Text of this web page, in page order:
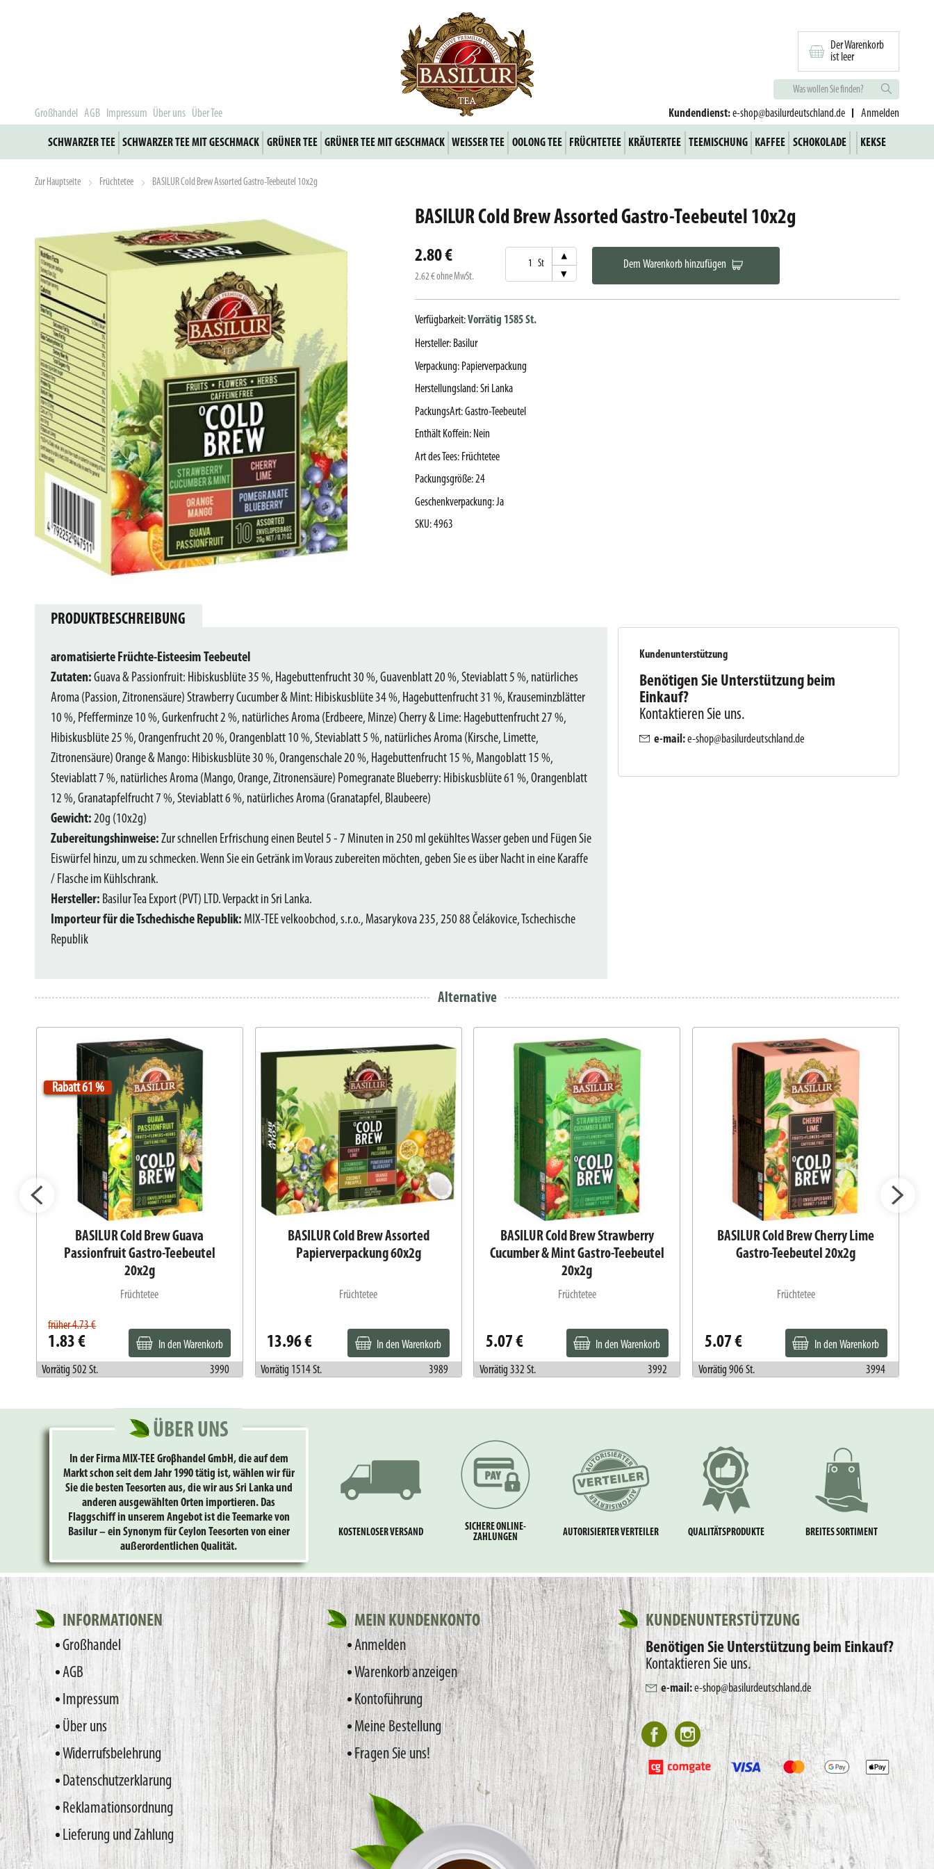
Großhandel AGB Impressum Über uns Über Tee
Der Warenkorb
ist leer
Kundendienst:e-shop@basilurdeutschland.de Anmelden
SCHWARZER TEE SCHWARZER TEE MIT GESCHMACK GRÜNER TEE GRÜNER TEE MIT GESCHMACK WEISSER TEE OOLONG TEE FRÜCHTETEE KRÄUTERTEE TEEMISCHUNG KAFFEE SCHOKOLADE KEKSE
Zur Hauptseite Früchtetee BASILUR Cold Brew Assorted Gastro-Teebeutel 10x2g
BASILUR Cold Brew Assorted Gastro-Teebeutel 10x2g
2.80 €
2.62 €ohne MwSt.
St
▾
▾
Dem Warenkorb hinzufügen
Verfügbarkeit:Vorrätig 1585 St.
Hersteller: Basilur
Verpackung: Papierverpackung
Herstellungsland:Sri Lanka
PackungsArt:Gastro-Teebeutel
Enthält Koffein: Nein
Art des Tees: Früchtetee
Packungsgröße:24
Geschenkverpackung:Ja
SKU:4963
PRODUKTBESCHREIBUNG
aromatisierte Früchte-Eisteesim Teebeutel
Zutaten: Guava & Passionfruit: Hibiskusblüte 35 %, Hagebuttenfrucht 30 %, Guavenblatt 20 %, Steviablatt 5 %, natürliches
Aroma (Passion, Zitronensäure) Strawberry Cucumber & Mint: Hibiskusblüte 34 %, Hagebuttenfrucht 31 %, Krauseminzblätter
10 %, Pfefferminze 10 %, Gurkenfrucht 2 %, natürliches Aroma (Erdbeere, Minze) Cherry & Lime: Hagebuttenfrucht 27 %,
Hibiskusblüte 25 %, Orangenfrucht 20 %, Orangenblatt 10 %, Steviablatt 5 %, natürliches Aroma (Kirsche, Limette,
Zitronensäure) Orange & Mango: Hibiskusblüte 30 %, Orangenschale 20 %, Hagebuttenfrucht 15 %, Mangoblatt 15 %,
Steviablatt 7 %, natürliches Aroma (Mango, Orange, Zitronensäure) Pomegranate Blueberry: Hibiskusblüte 61 %, Orangenblatt
12 %, Granatapfelfrucht 7 %, Steviablatt 6 %, natürliches Aroma (Granatapfel, Blaubeere)
Gewicht: 20g (10x2g)
Zubereitungshinweise: Zur schnellen Erfrischung einen Beutel 5 - 7 Minuten in 250 ml gekühltes Wasser geben und Fügen Sie
Eiswürfel hinzu, um zu schmecken. Wenn Sie ein Getränk im Voraus zubereiten möchten, geben Sie es über Nacht in eine Karaffe
/ Flasche im Kühlschrank.
Hersteller: Basilur Tea Export (PVT) LTD. Verpackt in Sri Lanka.
Importeur für die Tschechische Republik: MIX-TEE velkoobchod, s.r.o., Masarykova 235, 250 88 Čelákovice, Tschechische
Republik
Kundenunterstützung
Benötigen Sie Unterstützung beim
Einkauf?
Kontaktieren Sie uns.
e-mail:e-shop@basilurdeutschland.de
Alternative
Rabatt 61 %
BASILUR Cold Brew Guava
Passionfruit Gastro-Teebeutel
20x2g
Früchtetee
früher 4.73 €
1.83 € In den Warenkorb
Vorrätig 502 St. 3990
BASILUR Cold Brew Assorted
Papierverpackung 60x2g
Früchtetee
13.96 € In den Warenkorb
Vorrätig 1514 St. 3989
BASILUR Cold Brew Strawberry
Cucumber & Mint Gastro-Teebeutel
20x2g
Früchtetee
5.07 € In den Warenkorb
Vorrätig 332 St. 3992
BASILUR Cold Brew Cherry Lime
Gastro-Teebeutel 20x2g
Früchtetee
5.07 € In den Warenkorb
Vorrätig 906 St. 3994
ÜBER UNS
In der Firma MIX-TEE Groβhandel GmbH, die auf dem
Markt schon seit dem Jahr 1990 tätig ist, wählen wir für
Sie die besten Teesorten aus, die wir aus Sri Lanka und
anderen ausgewählten Orten importieren. Das
Flaggschiff in unserem Angebot ist die Teemarke von
Basilur – ein Synonym für Ceylon Teesorten von einer
außerordentlichen Qualität.
KOSTENLOSER VERSAND
SICHERE ONLINE-
ZAHLUNGEN
AUTORISIERTER VERTEILER QUALITÄTSPRODUKTE BREITES SORTIMENT
INFORMATIONEN
Großhandel
AGB
Impressum
Über uns
Widerrufsbelehrung
Datenschutzerklarung
Reklamationsordnung
Lieferung und Zahlung
MEIN KUNDENKONTO
Anmelden
Warenkorb anzeigen
Kontoführung
Meine Bestellung
Fragen Sie uns!
KUNDENUNTERSTÜTZUNG
Benötigen Sie Unterstützung beim Einkauf?
Kontaktieren Sie uns.
e-mail:e-shop@basilurdeutschland.de